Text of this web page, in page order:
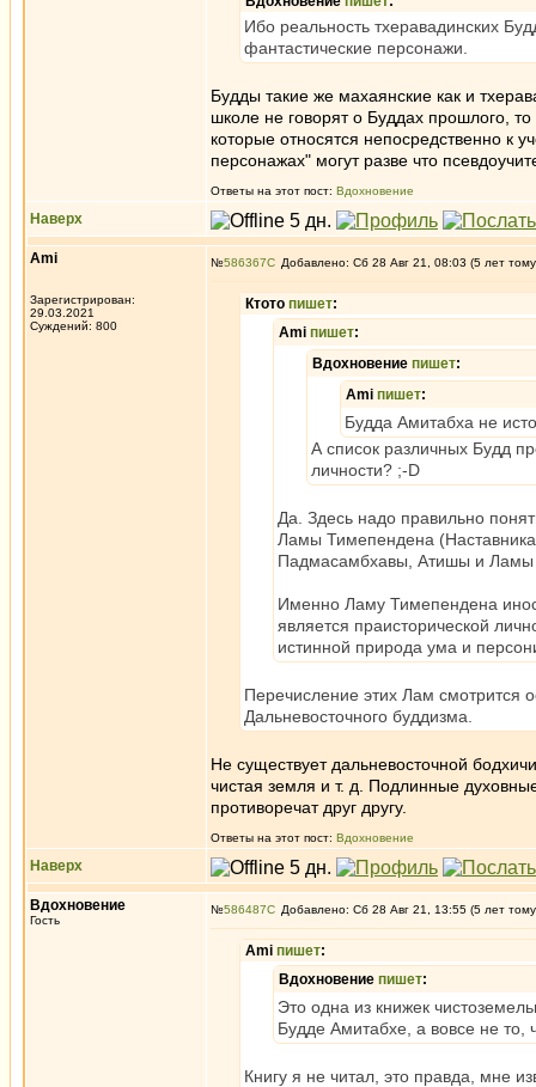
Ибо реальность тхеравадинских
фантастические персонажи.
Будды такие же махаянские как и
школе не говорят о Буддах прошлого,
которые относятся непосредственно к
персонажах" могут разве что
Ответы на этот пост: Вдохновение
Наверх
Ami
Зарегистрирован:
29.03.2021
Суждений: 800
№586367 Добавлено: Сб 28 Авг 21, 08:03 (5 лет
Ктото пишет:
Ami пишет:
Вдохновение пишет:
Ami пишет:
Будда Амитабха не
А список различных Будд
личности? ;-D
Да. Здесь надо правильно
Ламы Тимепендена
Падмасамбхавы, Атишы и
Именно Ламу Тимепендена
является праисторической
истинной природа ума и
Перечисление этих Лам смотрится
Дальневосточного буддизма.
Не существует дальневосточной
чистая земля и т. д. Подлинные
противоречат друг другу.
Ответы на этот пост: Вдохновение
Наверх
Вдохновение
Гость
№586487 Добавлено: Сб 28 Авг 21, 13:55 (5 лет
Ami пишет:
Вдохновение пишет:
Это одна из книжек
Будде Амитабхе, а вовсе не то,
Книгу я не читал, это правда, мне